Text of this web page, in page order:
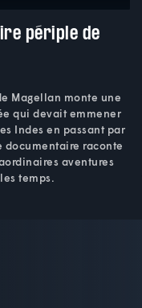
périple de
Magellan monte une
qui devait emmener
Indes en passant par
documentaire raconte
aventures
temps.